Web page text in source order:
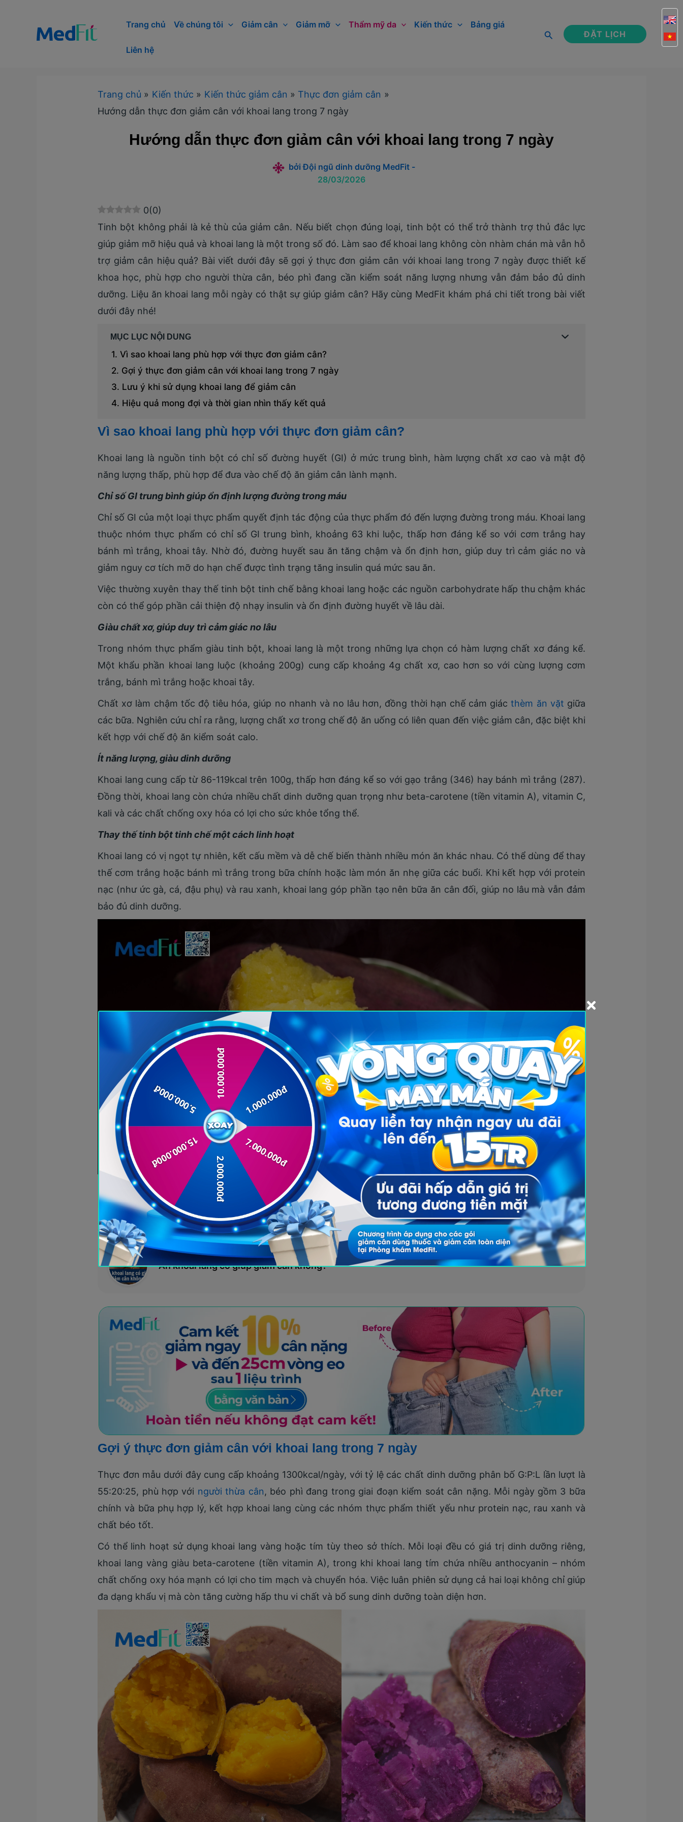
Trang chủ Về chúng tôi Giảm cân Giảm mỡ Thẩm mỹ da Kiến thức Bảng giá
Liên hệ
Tìm
ĐẶT LỊCH
Trang chủ Kiến thức Kiến thức giảm cân
Thực đơn giảm cân
Hướng dẫn thực đơn giảm cân với khoai lang trong 7 ngày
Hướng dẫn thực đơn giảm cân với khoai lang trong 7 ngày
bởi Đội ngũ dinh dưỡng MedFit -
28/03/2026
0(0)
Tinh bột không phải là kẻ thù của giảm cân. Nếu biết chọn đúng loại, tinh bột có thể trở thành trợ thủ đắc lực
giúp giảm mỡ hiệu quả và khoai lang là một trong số đó. Làm sao để khoai lang không còn nhàm chán mà vẫn hỗ
trợ giảm cân hiệu quả? Bài viết dưới đây sẽ gợi ý thực đơn giảm cân với khoai lang trong 7 ngày được thiết kế
khoa học, phù hợp cho người thừa cân, béo phì đang cần kiểm soát năng lượng nhưng vẫn đảm bảo đủ dinh
dưỡng. Liệu ăn khoai lang mỗi ngày có thật sự giúp giảm cân? Hãy cùng MedFit khám phá chi tiết trong bài viết
dưới đây nhé!
MỤC LỤC NỘI DUNG
Vì sao khoai lang phù hợp với thực đơn giảm cân?
Gợi ý thực đơn giảm cân với khoai lang trong 7 ngày
Lưu ý khi sử dụng khoai lang để giảm cân
Hiệu quả mong đợi và thời gian nhìn thấy kết quả
Vì sao khoai lang phù hợp với thực đơn giảm cân?
Khoai lang là nguồn tinh bột có chỉ số đường huyết (GI) ở mức trung bình, hàm lượng chất xơ cao và mật độ
năng lượng thấp, phù hợp để đưa vào chế độ ăn giảm cân lành mạnh.
Chỉ số GI trung bình giúp ổn định lượng đường trong máu
Chỉ số GI của một loại thực phẩm quyết định tác động của thực phẩm đó đến lượng đường trong máu. Khoai lang
thuộc nhóm thực phẩm có chỉ số GI trung bình, khoảng 63 khi luộc, thấp hơn đáng kể so với cơm trắng hay
bánh mì trắng, khoai tây. Nhờ đó, đường huyết sau ăn tăng chậm và ổn định hơn, giúp duy trì cảm giác no và
giảm nguy cơ tích mỡ do hạn chế được tình trạng tăng insulin quá mức sau ăn.
Việc thường xuyên thay thế tinh bột tinh chế bằng khoai lang hoặc các nguồn carbohydrate hấp thu chậm khác
còn có thể góp phần cải thiện độ nhạy insulin và ổn định đường huyết về lâu dài.
Giàu chất xơ, giúp duy trì cảm giác no lâu
Trong nhóm thực phẩm giàu tinh bột, khoai lang là một trong những lựa chọn có hàm lượng chất xơ đáng kể.
Một khẩu phần khoai lang luộc (khoảng 200g) cung cấp khoảng 4g chất xơ, cao hơn so với cùng lượng cơm
trắng, bánh mì trắng hoặc khoai tây.
Chất xơ làm chậm tốc độ tiêu hóa, giúp no nhanh và no lâu hơn, đồng thời hạn chế cảm giácthèm ăn vặt giữa
các bữa. Nghiên cứu chỉ ra rằng, lượng chất xơ trong chế độ ăn uống có liên quan đến việc giảm cân, đặc biệt khi
kết hợp với chế độ ăn kiểm soát calo.
Ít năng lượng, giàu dinh dưỡng
Khoai lang cung cấp từ 86-119kcal trên 100g, thấp hơn đáng kể so với gạo trắng (346) hay bánh mì trắng (287).
Đồng thời, khoai lang còn chứa nhiều chất dinh dưỡng quan trọng như beta-carotene (tiền vitamin A), vitamin C,
kali và các chất chống oxy hóa có lợi cho sức khỏe tổng thể.
Thay thế tinh bột tinh chế một cách linh hoạt
Khoai lang có vị ngọt tự nhiên, kết cấu mềm và dễ chế biến thành nhiều món ăn khác nhau. Có thể dùng để thay
thế cơm trắng hoặc bánh mì trắng trong bữa chính hoặc làm món ăn nhẹ giữa các buổi. Khi kết hợp với protein
nạc (như ức gà, cá, đậu phụ) và rau xanh, khoai lang góp phần tạo nên bữa ăn cân đối, giúp no lâu mà vẫn đảm
bảo đủ dinh dưỡng.
Khoai lang là nguồn tinh bột có chỉ số GI ở mức trung bình, hàm lượng chất xơ cao và mật độ năng lượng thấp,
phù hợp để đưa vào chế độ ăn giảm cân lành mạnh
Xem thêm:
Ăn khoai lang có giúp giảm cân không?
Gợi ý thực đơn giảm cân với khoai lang trong 7 ngày
Thực đơn mẫu dưới đây cung cấp khoảng 1300kcal/ngày, với tỷ lệ các chất dinh dưỡng phân bố G:P:L lần lượt là
55:20:25, phù hợp với người thừa cân, béo phì đang trong giai đoạn kiểm soát cân nặng. Mỗi ngày gồm 3 bữa
chính và bữa phụ hợp lý, kết hợp khoai lang cùng các nhóm thực phẩm thiết yếu như protein nạc, rau xanh và
chất béo tốt.
Có thể linh hoạt sử dụng khoai lang vàng hoặc tím tùy theo sở thích. Mỗi loại đều có giá trị dinh dưỡng riêng,
khoai lang vàng giàu beta-carotene (tiền vitamin A), trong khi khoai lang tím chứa nhiều anthocyanin – nhóm
chất chống oxy hóa mạnh có lợi cho tim mạch và chuyển hóa. Việc luân phiên sử dụng cả hai loại không chỉ giúp
đa dạng khẩu vị mà còn tăng cường hấp thu vi chất và bổ sung dinh dưỡng toàn diện hơn.